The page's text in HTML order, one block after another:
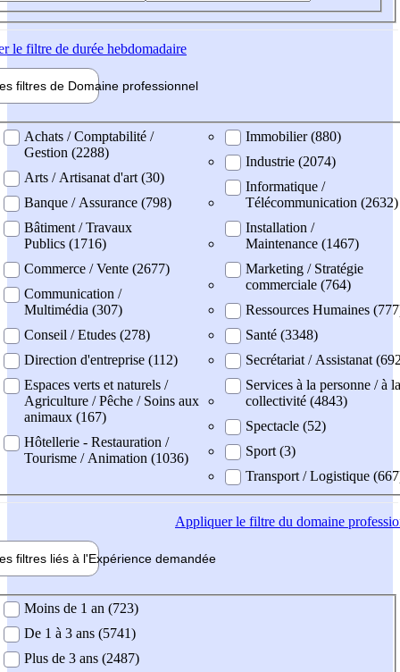
le filtre de durée hebdomadaire
filtres de Domaine professionnel
professionel
Achats / Comptabilité /
Gestion (2288)
Arts / Artisanat d'art (30)
Banque / Assurance (798)
Bâtiment / Travaux
Publics (1716)
Commerce / Vente (2677)
Communication /
Multimédia (307)
Conseil / Etudes (278)
Direction d'entreprise (112)
Espaces verts et naturels /
Agriculture / Pêche / Soins aux
animaux (167)
Hôtellerie - Restauration /
Tourisme / Animation (1036)
Immobilier (880)
Industrie (2074)
Informatique /
Télécommunication (2632)
Installation /
Maintenance (1467)
Marketing / Stratégie
commerciale (764)
Ressources Humaines
Santé (3348)
Secrétariat / Assistanat
Services à la personne / à la
collectivité (4843)
Spectacle (52)
Sport (3)
Transport / Logistique
Appliquerle filtre du domaine
filtres liés à l'Expérience demandée
demandée
Moins de 1 an (723)
De 1 à 3 ans (5741)
Plus de 3 ans (2487)